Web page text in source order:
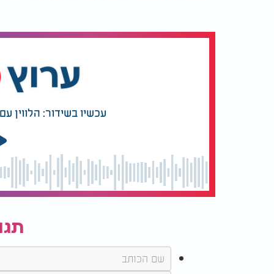
משמעות מצמררת של פרידה. ניתאי מספר כי
כאשר ניגש אליהן ואמר לנסיה בצחוק שהיא
נסיה הקטנה הסתובבה אליו, תפסה אותו
ארוכות. במהלך החיבוק הזה, היא הביטה
האח נזכר ברגעים הללו בעיניים דומעות
החיבוק, נסיה המשיכה לאחוז בו בחוזקה
התמימה והטהורה שלה, הפך עבורו ועבור
עכשיו בשידור: הלווין